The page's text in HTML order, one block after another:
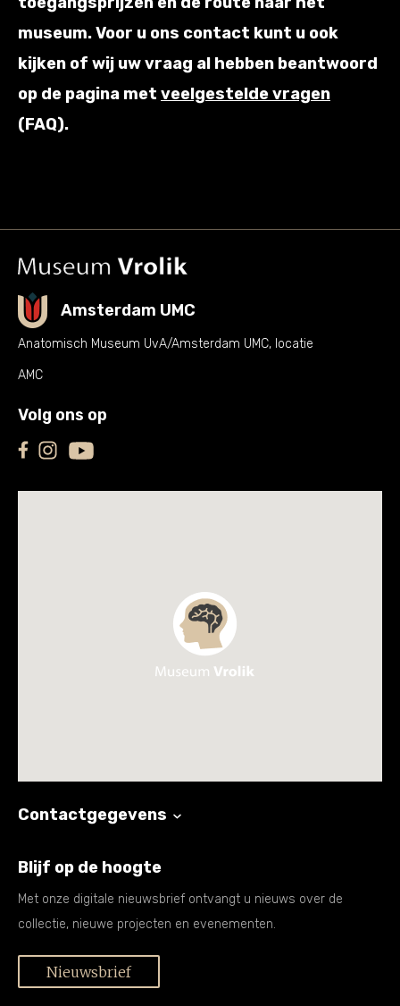
museum. Voor u ons contact kunt u ook
kijken of wij uw vraag al hebben beantwoord
op de pagina met veelgestelde vragen
(FAQ).
Amsterdam UMC
Anatomisch Museum UvA/Amsterdam UMC, locatie
AMC
Volg ons op
Contactgegevens
Blijf op de hoogte
Met onze digitale nieuwsbrief ontvangt u nieuws over de
collectie, nieuwe projecten en evenementen.
Nieuwsbrief